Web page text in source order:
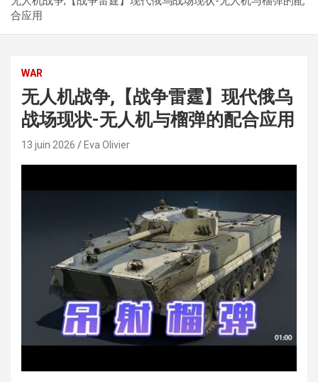
合应用
WAR
无人机战争,【战争雷霆】现代俄乌
战场现状-无人机与榴弹的配合应用
13 juin 2026 Eva Olivier